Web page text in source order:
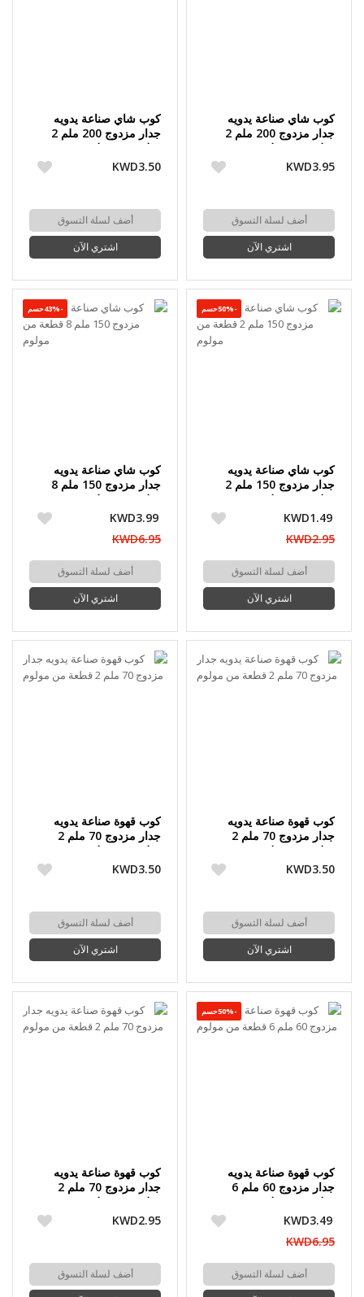
كوب شاي صناعة يدويه
جدار مزدوج 200 ملم 2
قطعة من مولوم
KWD3.95
أضف لسلة التسوق
اشتري الآن
كوب شاي صناعة يدويه
جدار مزدوج 200 ملم 2
قطعة من مولوم
KWD3.50
أضف لسلة التسوق
اشتري الآن
-50%حسم
كوب شاي صناعة يدويه
جدار مزدوج 150 ملم 2
قطعة من مولوم
KWD1.49
KWD2.95
أضف لسلة التسوق
اشتري الآن
-43%حسم
كوب شاي صناعة يدويه
جدار مزدوج 150 ملم 8
قطعة من مولوم
KWD3.99
KWD6.95
أضف لسلة التسوق
اشتري الآن
كوب قهوة صناعة يدويه
جدار مزدوج 70 ملم 2
قطعة من مولوم
KWD3.50
أضف لسلة التسوق
اشتري الآن
كوب قهوة صناعة يدويه
جدار مزدوج 70 ملم 2
قطعة من مولوم
KWD3.50
أضف لسلة التسوق
اشتري الآن
-50%حسم
كوب قهوة صناعة يدويه
جدار مزدوج 60 ملم 6
قطعة من مولوم
KWD3.49
KWD6.95
أضف لسلة التسوق
كوب قهوة صناعة يدويه
جدار مزدوج 70 ملم 2
قطعة من مولوم
KWD2.95
أضف لسلة التسوق